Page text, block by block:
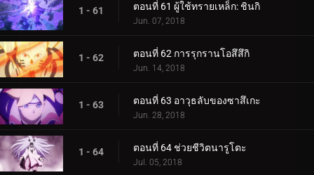
1 - 61 ตอนที่ 61 ผู้ใช้ทรายเหล็ก: ชินกิ
Jun. 07, 2018
1 - 62 ตอนที่ 62 การรุกรานโอสึสึกิ
Jun. 14, 2018
1 - 63 ตอนที่ 63 อาวุธลับของซาสึเกะ
Jun. 28, 2018
1 - 64 ตอนที่ 64 ช่วยชีวิตนารูโตะ
Jul. 05, 2018